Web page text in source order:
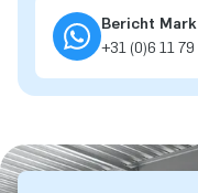
Bericht Mark
+31 (0)6 11